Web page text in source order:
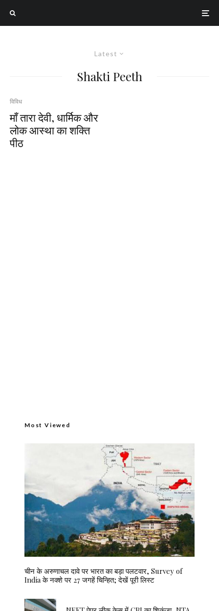
Latest
Shakti Peeth
विविध
माँ तारा देवी, धार्मिक और
लोक आस्था का शक्ति
पीठ
Most Viewed
चीन के अरुणाचल दावे पर भारत का बड़ा पलटवार, Survey of
India के नक्शे पर 27 जगहें चिन्हित; देखें पूरी लिस्ट